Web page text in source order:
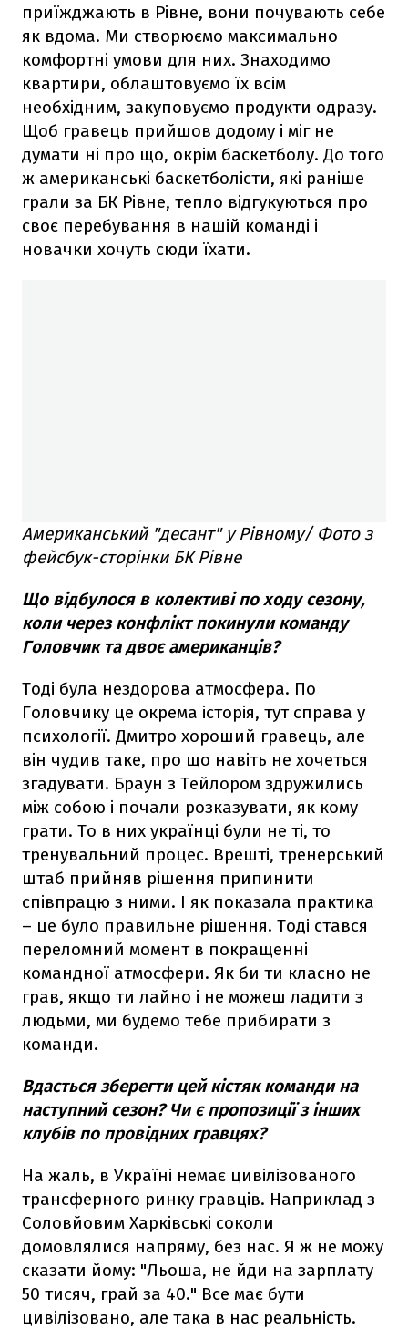
приїжджають в Рівне, вони почувають себе
як вдома. Ми створюємо максимально
комфортні умови для них. Знаходимо
квартири, облаштовуємо їх всім
необхідним, закуповуємо продукти одразу.
Щоб гравець прийшов додому і міг не
думати ні про що, окрім баскетболу. До того
ж американські баскетболісти, які раніше
грали за БК Рівне, тепло відгукуються про
своє перебування в нашій команді і
новачки хочуть сюди їхати.
Американський "десант" у Рівному/ Фото з
фейсбук-сторінки БК Рівне
Що відбулося в колективі по ходу сезону,
коли через конфлікт покинули команду
Головчик та двоє американців?
Тоді була нездорова атмосфера. По
Головчику це окрема історія, тут справа у
психології. Дмитро хороший гравець, але
він чудив таке, про що навіть не хочеться
згадувати. Браун з Тейлором здружились
між собою і почали розказувати, як кому
грати. То в них українці були не ті, то
тренувальний процес. Врешті, тренерський
штаб прийняв рішення припинити
співпрацю з ними. І як показала практика
– це було правильне рішення. Тоді стався
переломний момент в покращенні
командної атмосфери. Як би ти класно не
грав, якщо ти лайно і не можеш ладити з
людьми, ми будемо тебе прибирати з
команди.
Вдасться зберегти цей кістяк команди на
наступний сезон? Чи є пропозиції з інших
клубів по провідних гравцях?
На жаль, в Україні немає цивілізованого
трансферного ринку гравців. Наприклад з
Соловйовим Харківські соколи
домовлялися напряму, без нас. Я ж не можу
сказати йому: "Льоша, не йди на зарплату
50 тисяч, грай за 40." Все має бути
цивілізовано, але така в нас реальність.